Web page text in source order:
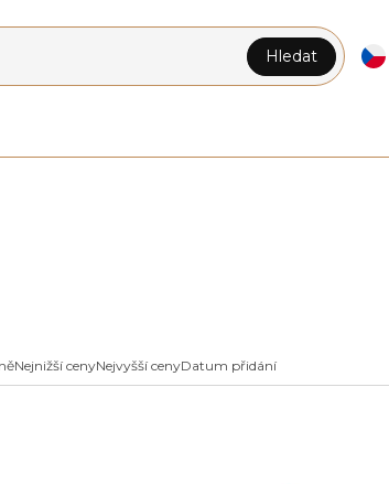
Hledat
Nejnižší cenyNejvyšší cenyDatum přidání